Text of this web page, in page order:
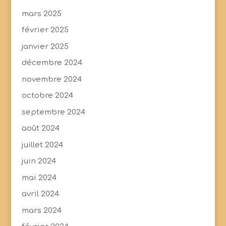
mars 2025
février 2025
janvier 2025
décembre 2024
novembre 2024
octobre 2024
septembre 2024
août 2024
juillet 2024
juin 2024
mai 2024
avril 2024
mars 2024